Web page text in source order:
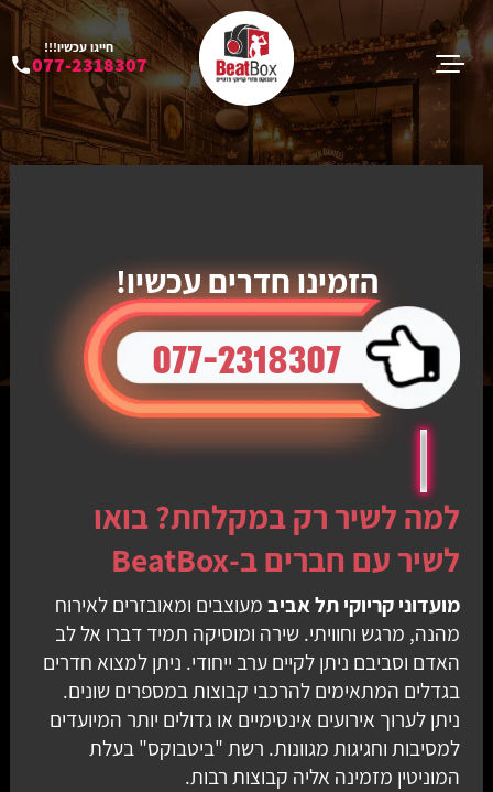
חייגו עכשיו!!!
077-2318307
הזמינו חדרים עכשיו!
077-2318307
למה לשיר רק במקלחת? בואו
לשיר עם חברים ב-BeatBox
מועדוני קריוקי תל אביבמעוצבים ומאובזרים לאירוח
מהנה, מרגש וחוויתי. שירה ומוסיקה תמיד דברו אל לב
האדם וסביבם ניתן לקיים ערב ייחודי. ניתן למצוא חדרים
בגדלים המתאימים להרכבי קבוצות במספרים שונים.
ניתן לערוך אירועים אינטימיים או גדולים יותר המיועדים
למסיבות וחגיגות מגוונות. רשת "ביטבוקס" בעלת
המוניטין מזמינה אליה קבוצות רבות.